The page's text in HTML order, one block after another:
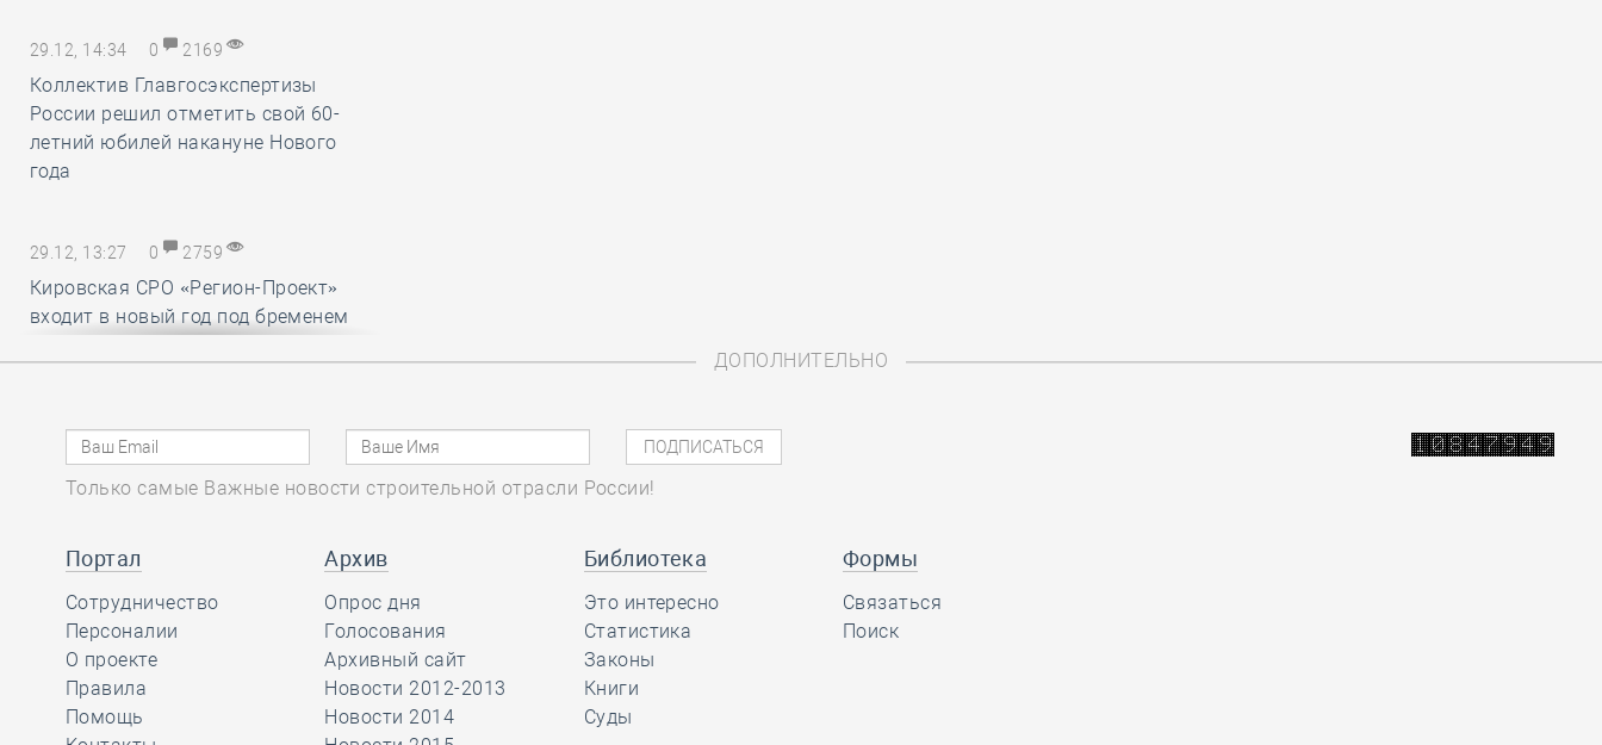
29.12, 14:34 0 2169
Коллектив Главгосэкспертизы
России решил отметить свой 60-
летний юбилей накануне Нового
года
29.12, 13:27 0 2759
Кировская СРО «Регион-Проект»
входит в новый год под бременем
29.12, 12:25 0 1719
В строительный полдень. Ввод
жилья в России впервые достиг
за год
29.12, 11:28 0
Ирек Файзуллин поблагодарил
Анвара Шамузафарова за участие
в подготовке и проведении II
ДОПОЛНИТЕЛЬНО
Только самые Важные новости строительной отрасли России!
Портал
Сотрудничество
Персоналии
О проекте
Правила
Помощь
Архив
Опрос дня
Голосования
Архивный сайт
Новости 2012-2013
Новости 2014
Библиотека
Это интересно
Статистика
Законы
Книги
Суды
Формы
Связаться
Поиск